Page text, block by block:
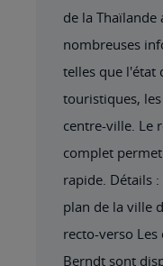
de la
nombreuses
telles que l'état
touristiques,
centre-ville. Le
complet
rapide. Détails
plan de la ville
recto-verso
Berndt sont